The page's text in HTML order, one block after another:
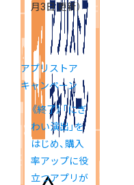
月3日 更新）
アプリストア
キャンペーン
《終了》「にぎ
わい演出」を
はじめ、購入
率アップに役
立つアプリが